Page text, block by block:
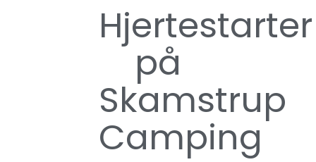
Hjertestarter
på
Skamstrup
Camping